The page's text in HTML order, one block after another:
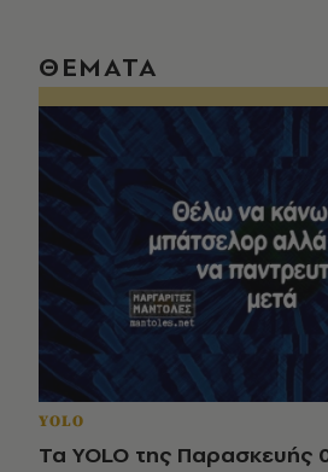
ΘΕΜΑΤΑ
YOLO
Τα YOLO της Παρασκευής